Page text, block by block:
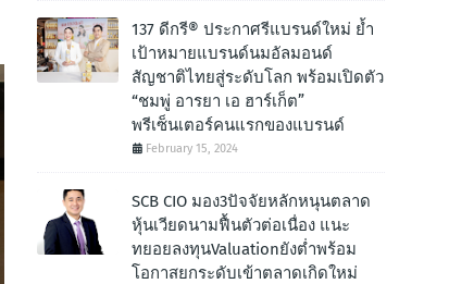
137 ดีกรี® ประกาศรีแบรนด์ใหม่ ย้ำ
เป้าหมายแบรนด์นมอัลมอนด์
สัญชาติไทยสู่ระดับโลก พร้อมเปิดตัว
“ชมพู่ อารยา เอ ฮาร์เก็ต”
พรีเซ็นเตอร์คนแรกของแบรนด์
February 15, 2024
SCB CIO มอง3ปัจจัยหลักหนุนตลาด
หุ้นเวียดนามฟื้นตัวต่อเนื่อง แนะ
ทยอยลงทุนValuationยังต่ำพร้อม
โอกาสยกระดับเข้าตลาดเกิดใหม่